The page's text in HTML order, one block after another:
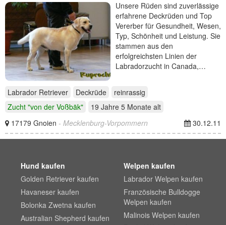
Unsere Rüden sind zuverlässige
erfahrene Deckrüden und Top
Vererber für Gesundheit, Wesen,
Typ, Schönheit und Leistung. Sie
stammen aus den
erfolgreichsten Linien der
Labradorzucht in Canada,…
Labrador Retriever Deckrüde
reinrassig
Zucht "von der Voßbäk"
19 Jahre 5 Monate alt
17179 Gnoien - Mecklenburg-Vorpommern 30.12.11
Hund kaufen
Golden Retriever kaufen
Havaneser kaufen
Bolonka Zwetna kaufen
Australian Shepherd kaufen
Welpen kaufen
Labrador Welpen kaufen
Französische Bulldogge
Welpen kaufen
Malinois Welpen kaufen